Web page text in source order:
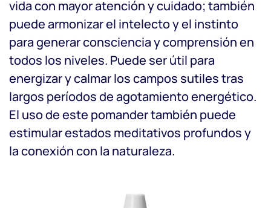
vida con mayor atención y cuidado; también
puede armonizar el intelecto y el instinto
para generar consciencia y comprensión en
todos los niveles. Puede ser útil para
energizar y calmar los campos sutiles tras
largos períodos de agotamiento energético.
El uso de este pomander también puede
estimular estados meditativos profundos y
la conexión con la naturaleza.